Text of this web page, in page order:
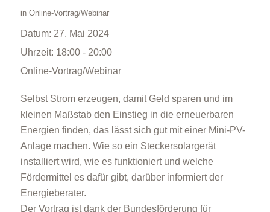
in Online-Vortrag/Webinar
Datum: 27. Mai 2024
Uhrzeit: 18:00 - 20:00
Online-Vortrag/Webinar
Selbst Strom erzeugen, damit Geld sparen und im
kleinen Maßstab den Einstieg in die erneuerbaren
Energien finden, das lässt sich gut mit einer Mini-PV-
Anlage machen. Wie so ein Steckersolargerät
installiert wird, wie es funktioniert und welche
Fördermittel es dafür gibt, darüber informiert der
Energieberater.
Der Vortrag ist dank der Bundesförderung für